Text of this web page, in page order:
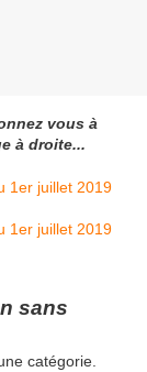
vous à
à droite...
sans
catégorie.